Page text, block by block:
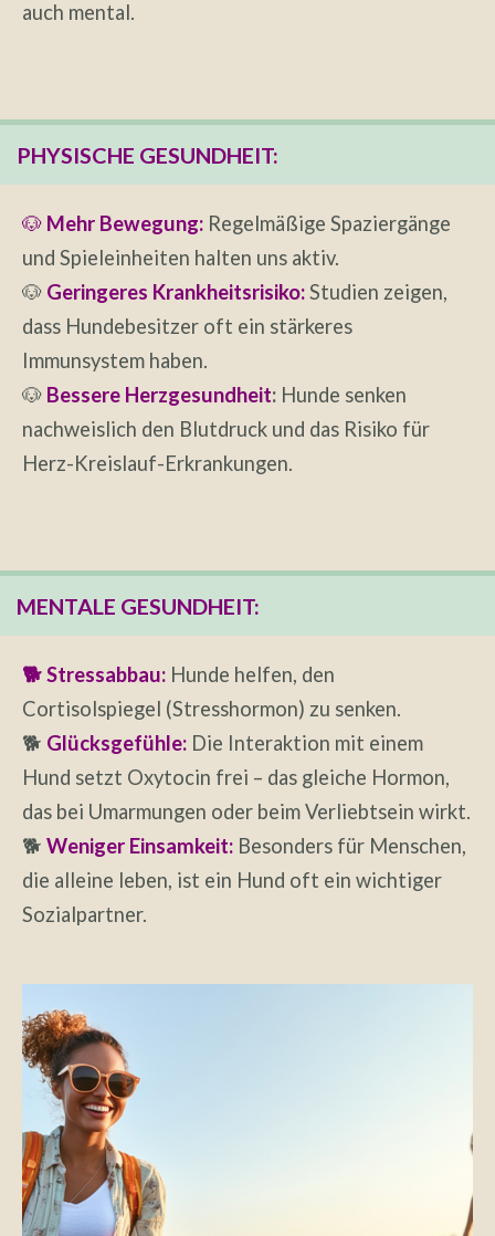
auch mental.
PHYSISCHE GESUNDHEIT:
🐶 Mehr Bewegung: Regelmäßige Spaziergänge
und Spieleinheiten halten uns aktiv.
🐶 Geringeres Krankheitsrisiko:Studien zeigen,
dass Hundebesitzer oft ein stärkeres
Immunsystem haben.
🐶 Bessere Herzgesundheit: Hunde senken
nachweislich den Blutdruck und das Risiko für
Herz-Kreislauf-Erkrankungen.
MENTALE GESUNDHEIT:
🐕 Stressabbau: Hunde helfen, den
Cortisolspiegel (Stresshormon) zu senken.
🐕 Glücksgefühle: Die Interaktion mit einem
Hund setzt Oxytocin frei – das gleiche Hormon,
das bei Umarmungen oder beim Verliebtsein wirkt.
🐕 Weniger Einsamkeit: Besonders für Menschen,
die alleine leben, ist ein Hund oft ein wichtiger
Sozialpartner.